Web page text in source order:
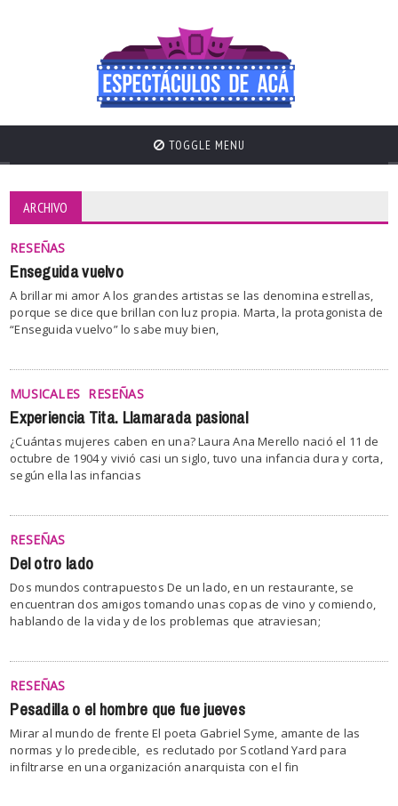
TOGGLE MENU
ARCHIVO
RESEÑAS
Enseguida vuelvo
A brillar mi amor A los grandes artistas se las denomina estrellas,
porque se dice que brillan con luz propia. Marta, la protagonista de
“Enseguida vuelvo” lo sabe muy bien,
MUSICALES RESEÑAS
Experiencia Tita. Llamarada pasional
¿Cuántas mujeres caben en una? Laura Ana Merello nació el 11 de
octubre de 1904 y vivió casi un siglo, tuvo una infancia dura y corta,
según ella las infancias
RESEÑAS
Del otro lado
Dos mundos contrapuestos De un lado, en un restaurante, se
encuentran dos amigos tomando unas copas de vino y comiendo,
hablando de la vida y de los problemas que atraviesan;
RESEÑAS
Pesadilla o el hombre que fue jueves
Mirar al mundo de frente El poeta Gabriel Syme, amante de las
normas y lo predecible, es reclutado por Scotland Yard para
infiltrarse en una organización anarquista con el fin